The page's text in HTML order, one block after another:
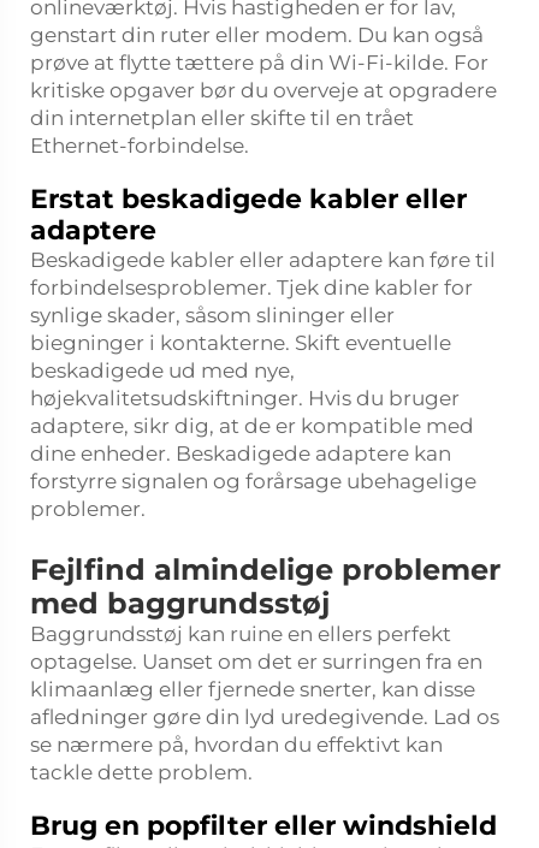
onlineværktøj. Hvis hastigheden er for lav,
genstart din ruter eller modem. Du kan også
prøve at flytte tættere på din Wi-Fi-kilde. For
kritiske opgaver bør du overveje at opgradere
din internetplan eller skifte til en trået
Ethernet-forbindelse.
Erstat beskadigede kabler eller
adaptere
Beskadigede kabler eller adaptere kan føre til
forbindelsesproblemer. Tjek dine kabler for
synlige skader, såsom slininger eller
biegninger i kontakterne. Skift eventuelle
beskadigede ud med nye,
højekvalitetsudskiftninger. Hvis du bruger
adaptere, sikr dig, at de er kompatible med
dine enheder. Beskadigede adaptere kan
forstyrre signalen og forårsage ubehagelige
problemer.
Fejlfind almindelige problemer
med baggrundsstøj
Baggrundsstøj kan ruine en ellers perfekt
optagelse. Uanset om det er surringen fra en
klimaanlæg eller fjernede snerter, kan disse
afledninger gøre din lyd uredegivende. Lad os
se nærmere på, hvordan du effektivt kan
tackle dette problem.
Brug en popfilter eller windshield